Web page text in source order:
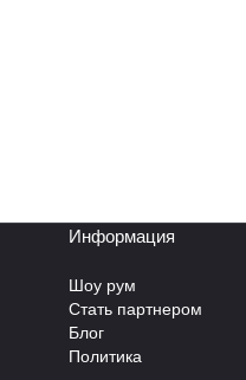
Информация
Шоу рум
Стать партнером
Блог
Политика